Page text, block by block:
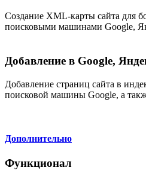
Создание XML-карты сайта для
поисковыми машинами Google,
Добавление в Google,
Добавление страниц сайта в
поисковой машины Google, а
Дополнительно
Функционал